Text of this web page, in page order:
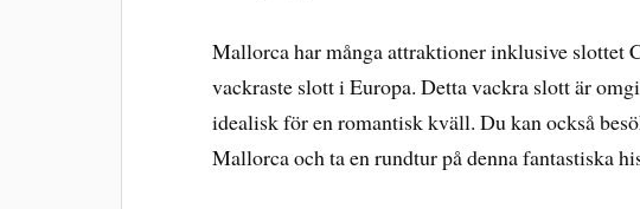
Mallorca har många attraktioner inklusive slottet
vackraste slott i Europa. Detta vackra slott är
idealisk för en romantisk kväll. Du kan också
Mallorca och ta en rundtur på denna fantastiska